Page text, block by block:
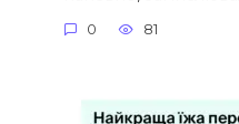
0 81